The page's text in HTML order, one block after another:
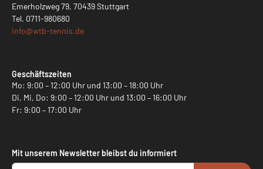
Emerholzweg 79, 70439 Stuttgart
Tel. 0711-980680
info@wtb-tennis.de
Geschäftszeiten
Mo: 9:00 – 12:00 Uhr und 13:00 – 18:00 Uhr
Di, Mi, Do: 9:00 – 12:00 Uhr und 13:00 – 16:00 Uhr
Fr: 9:00 – 17:00 Uhr
Mit unserem Newsletter bleibst du informiert